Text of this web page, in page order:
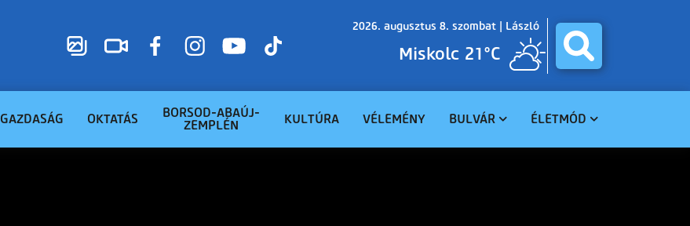
2026. augusztus 8. szombat | László
Miskolc 21°C
GAZDASÁG OKTATÁS
BORSOD-ABAÚJ-
ZEMPLÉN
KULTÚRA VÉLEMÉNY BULVÁR ÉLETMÓD